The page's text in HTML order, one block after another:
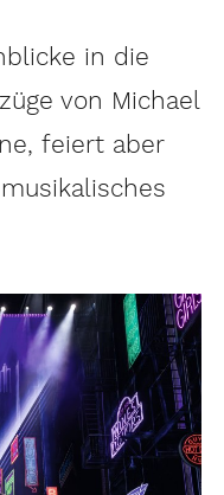
in die
von Michael
feiert aber